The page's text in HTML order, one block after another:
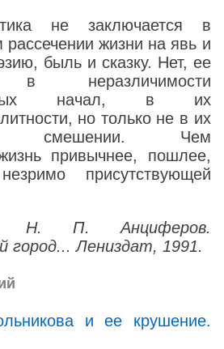
не заключается в
рассечении жизни на явь и
быль и сказку. Нет, ее
в неразличимости
начал, в их
но только не в их
смешении. Чем
жизнь привычнее, пошлее,
присутствующей
Н. П. Анциферов.
город... Лениздат, 1991.
и ее крушение.